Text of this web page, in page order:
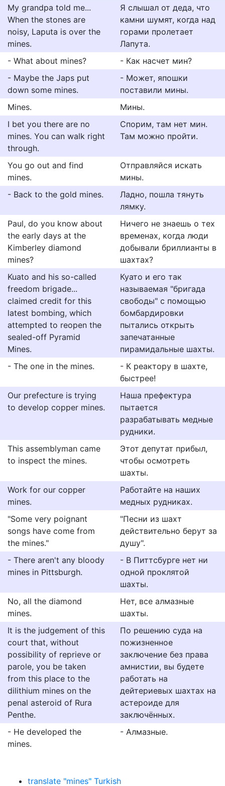
My grandpa told me...
When the stones are
noisy, Laputa is over the
mines.
Я слышал от деда, что
камни шумят, когда над
горами пролетает
Лапута.
- What about mines?
- Как насчет мин?
- Maybe the Japs put
down some mines.
- Может, япошки
поставили мины.
Mines.
Мины.
I bet you there are no
mines. You can walk right
through.
Спорим, там нет мин.
Там можно пройти.
You go out and find
mines.
Отправляйся искать
мины.
- Back to the gold mines.
Ладно, пошла тянуть
лямку.
Paul, do you know about
the early days at the
Kimberley diamond
mines?
Ничего не знаешь о тех
временах, когда люди
добывали бриллианты в
шахтах?
Kuato and his so-called
freedom brigade...
claimed credit for this
latest bombing, which
attempted to reopen the
sealed-off Pyramid
Mines.
Куато и его так
называемая "бригада
свободы" с помощью
бомбардировки
пытались открыть
запечатанные
пирамидальные шахты.
- The one in the mines.
- К реактору в шахте,
быстрее!
Our prefecture is trying
to develop copper mines.
Наша префектура
пытается
разрабатывать медные
рудники.
This assemblyman came
to inspect the mines.
Этот депутат прибыл,
чтобы осмотреть
шахты.
Work for our copper
mines.
Работайте на наших
медных рудниках.
"Some very poignant
songs have come from
the mines."
"Песни из шахт
действительно берут за
душу".
- There aren't any bloody
mines in Pittsburgh.
- В Питтсбурге нет ни
одной проклятой
шахты.
No, all the diamond
mines.
Нет, все алмазные
шахты.
It is the judgement of this
court that, without
possibility of reprieve or
parole, you be taken
from this place to the
dilithium mines on the
penal asteroid of Rura
Penthe.
По решению суда на
пожизненное
заключение без права
амнистии, вы будете
работать на
дейтериевых шахтах на
астероиде для
заключённых.
- He developed the
mines.
- Алмазные.
translate "mines" Turkish